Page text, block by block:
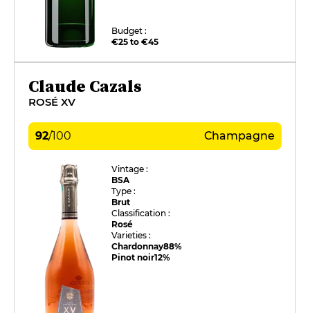
Budget :
€25 to €45
Claude Cazals
ROSÉ XV
92/100 Champagne
Vintage :
BSA
Type :
Brut
Classification :
Rosé
Varieties :
Chardonnay88%
Pinot noir12%